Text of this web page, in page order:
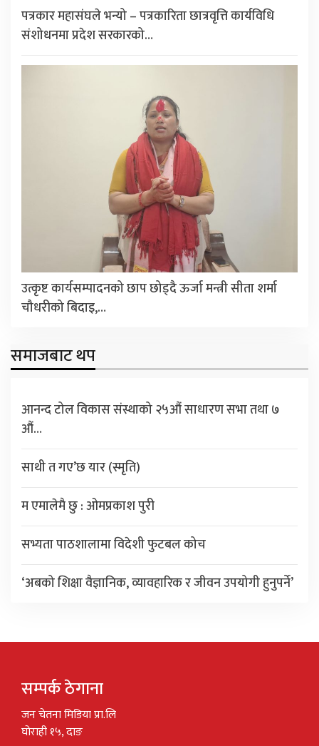
पत्रकार महासंघले भन्यो – पत्रकारिता छात्रवृत्ति कार्यविधि
संशोधनमा प्रदेश सरकारको…
उत्कृष्ट कार्यसम्पादनको छाप छोड्दै ऊर्जा मन्त्री सीता शर्मा
चौधरीको बिदाइ,…
समाजबाट थप
आनन्द टोल विकास संस्थाको २५औं साधारण सभा तथा ७
औं…
साथी त गए’छ यार (स्मृति)
म एमालेमै छु : ओमप्रकाश पुरी
सभ्यता पाठशालामा विदेशी फुटबल कोच
‘अबको शिक्षा वैज्ञानिक, व्यावहारिक र जीवन उपयोगी हुनुपर्ने’
सम्पर्क ठेगाना
जन चेतना मिडिया प्रा.लि
घोराही १५, दाङ